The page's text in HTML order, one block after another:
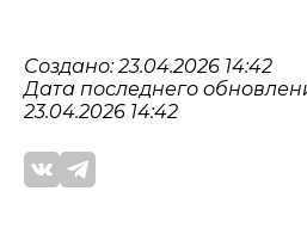
Создано: 23.04.2026 14:42
Дата последнего
23.04.2026 14:42